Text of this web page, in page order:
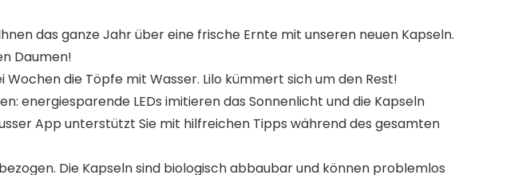
das ganze Jahr über eine frische Ernte mit unseren neuen Kapseln.
Daumen!
Wochen die Töpfe mit Wasser. Lilo kümmert sich um den Rest!
energiesparende LEDs imitieren das Sonnenlicht und die Kapseln
App unterstützt Sie mit hilfreichen Tipps während des gesamten
Die Kapseln sind biologisch abbaubar und können problemlos